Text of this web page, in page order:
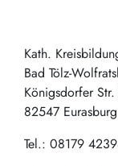
Kath.
Bad Tölz-
Königsdorfer
82547 Eurasburg
Tel.: 08179